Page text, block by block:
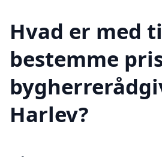
Hvad er med
bestemme
Harlev?